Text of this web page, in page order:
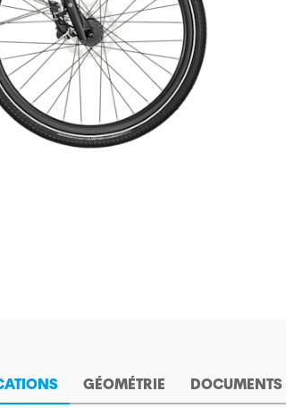
GÉOMÉTRIE DOCUMENTS